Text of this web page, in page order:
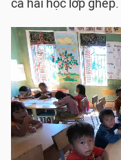
cả hai học lớp ghép.